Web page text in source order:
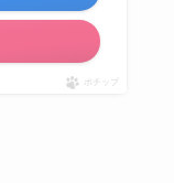
ポチップ